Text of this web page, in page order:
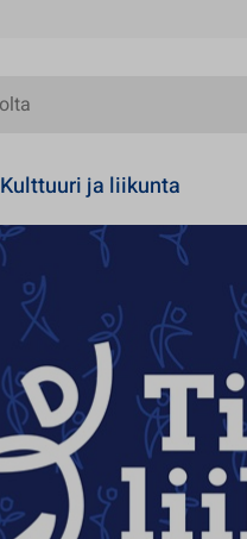
Kulttuuri ja liikunta